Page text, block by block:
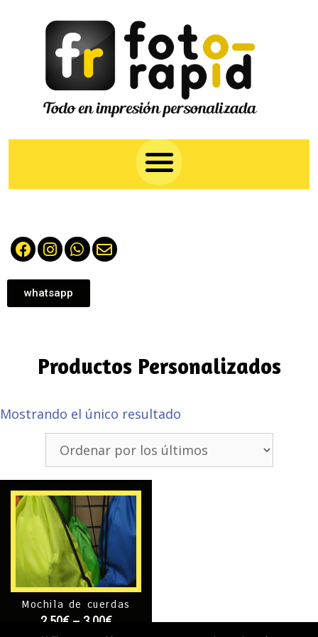
whatsapp
Productos Personalizados
Mostrando el único resultado
Mochila de cuerdas
2,50€– 3,00€